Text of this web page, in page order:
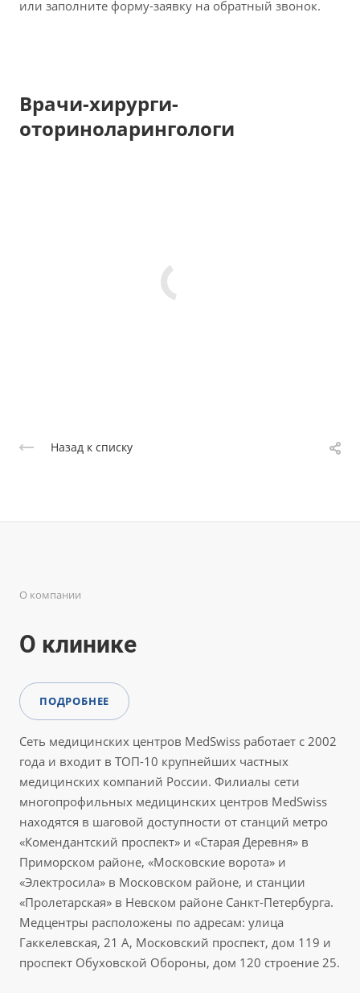
или заполните форму-заявку на обратный звонок.
Врачи-хирурги-
оториноларингологи
Назад к списку
О компании
О клинике
ПОДРОБНЕЕ
Сеть медицинских центров MedSwiss работает с 2002
года и входит в ТОП-10 крупнейших частных
медицинских компаний России. Филиалы сети
многопрофильных медицинских центров MedSwiss
находятся в шаговой доступности от станций метро
«Комендантский проспект» и «Старая Деревня» в
Приморском районе, «Московские ворота» и
«Электросила» в Московском районе, и станции
«Пролетарская» в Невском районе Санкт-Петербурга.
Медцентры расположены по адресам: улица
Гаккелевская, 21 А, Московский проспект, дом 119 и
проспект Обуховской Обороны, дом 120 строение 25.